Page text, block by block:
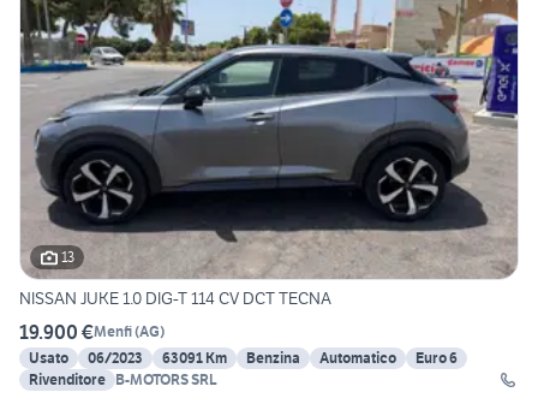
13
NISSAN JUKE 1.0 DIG-T 114 CV DCT TECNA
19.900 €Menfi(AG)
Usato
06/2023 63091 Km Benzina Automatico
Euro 6
Rivenditore B-MOTORS SRL